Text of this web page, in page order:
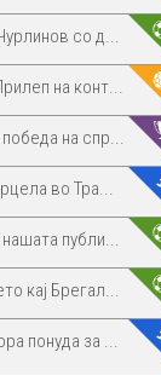
со д...
на конт...
на спр...
во Тра...
публи...
кај Брегал...
понуда за ...